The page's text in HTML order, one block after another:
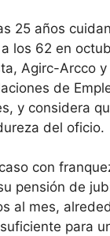
25 años
los 62 en
Agirc-Arcco y
de
y considera
del oficio.
con
pensión de
al mes,
para